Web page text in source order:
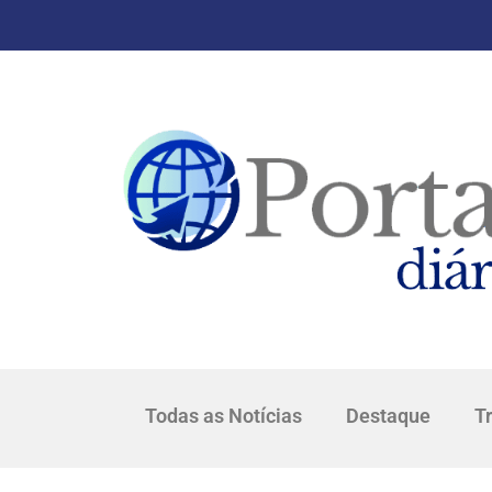
Todas as Notícias Destaque